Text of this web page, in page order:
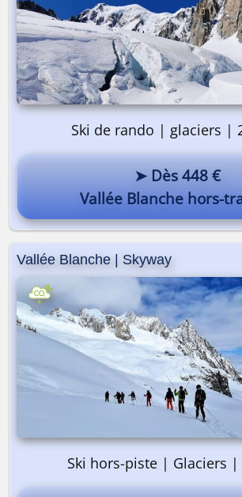
On y va ? 🎒
Ski de rando | glaciers |
➤ Dès 448 €
Vallée Blanche hors-
Vallée Blanche | Skyway
Ski hors-piste | Glaciers |